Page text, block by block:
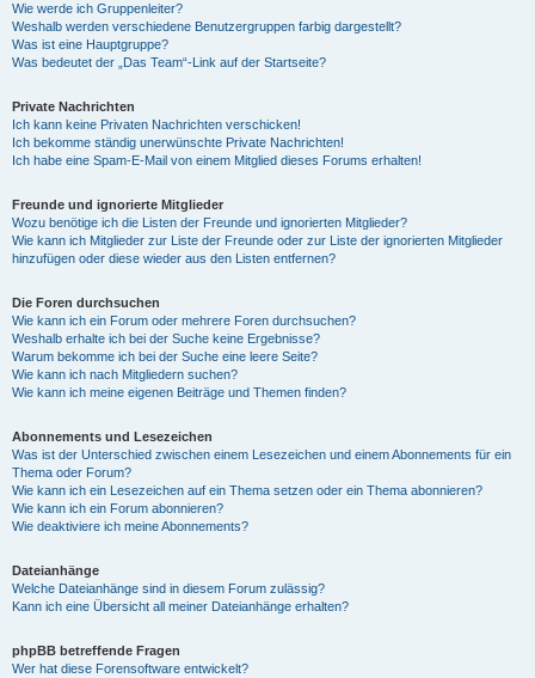
Wie werde ich Gruppenleiter?
Weshalb werden verschiedene Benutzergruppen farbig dargestellt?
Was ist eine Hauptgruppe?
Was bedeutet der „Das Team“-Link auf der Startseite?
Private Nachrichten
Ich kann keine Privaten Nachrichten verschicken!
Ich bekomme ständig unerwünschte Private Nachrichten!
Ich habe eine Spam-E-Mail von einem Mitglied dieses Forums erhalten!
Freunde und ignorierte Mitglieder
Wozu benötige ich die Listen der Freunde und ignorierten Mitglieder?
Wie kann ich Mitglieder zur Liste der Freunde oder zur Liste der ignorierten Mitglieder
hinzufügen oder diese wieder aus den Listen entfernen?
Die Foren durchsuchen
Wie kann ich ein Forum oder mehrere Foren durchsuchen?
Weshalb erhalte ich bei der Suche keine Ergebnisse?
Warum bekomme ich bei der Suche eine leere Seite?
Wie kann ich nach Mitgliedern suchen?
Wie kann ich meine eigenen Beiträge und Themen finden?
Abonnements und Lesezeichen
Was ist der Unterschied zwischen einem Lesezeichen und einem Abonnements für ein
Thema oder Forum?
Wie kann ich ein Lesezeichen auf ein Thema setzen oder ein Thema abonnieren?
Wie kann ich ein Forum abonnieren?
Wie deaktiviere ich meine Abonnements?
Dateianhänge
Welche Dateianhänge sind in diesem Forum zulässig?
Kann ich eine Übersicht all meiner Dateianhänge erhalten?
phpBB betreffende Fragen
Wer hat diese Forensoftware entwickelt?